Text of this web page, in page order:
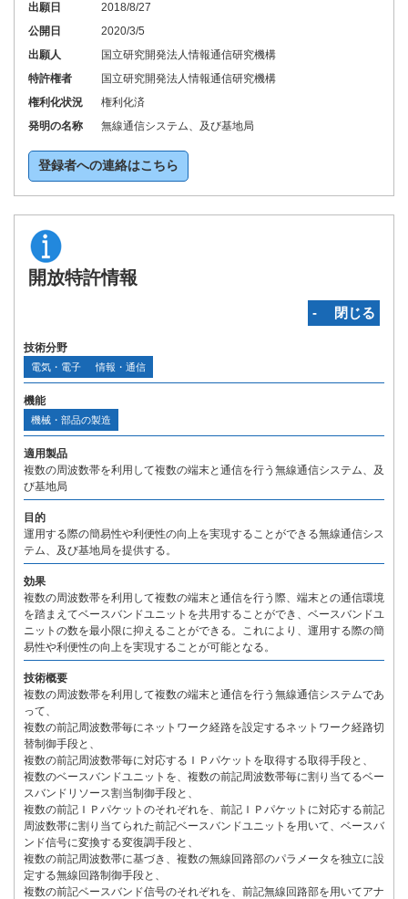
出願日
2018/8/27
公開日
2020/3/5
出願人
国立研究開発法人情報通信研究機構
特許権者
国立研究開発法人情報通信研究機構
権利化状況
権利化済
発明の名称
無線通信システム、及び基地局
登録者への連絡はこちら
開放特許情報
‐ 閉じる
技術分野
電気・電子 情報・通信
機能
機械・部品の製造
適用製品
複数の周波数帯を利用して複数の端末と通信を行う無線通信システム、及
び基地局
目的
運用する際の簡易性や利便性の向上を実現することができる無線通信シス
テム、及び基地局を提供する。
効果
複数の周波数帯を利用して複数の端末と通信を行う際、端末との通信環境
を踏まえてベースバンドユニットを共用することができ、ベースバンドユ
ニットの数を最小限に抑えることができる。これにより、運用する際の簡
易性や利便性の向上を実現することが可能となる。
技術概要
複数の周波数帯を利用して複数の端末と通信を行う無線通信システムであ
って、
複数の前記周波数帯毎にネットワーク経路を設定するネットワーク経路切
替制御手段と、
複数の前記周波数帯毎に対応するＩＰパケットを取得する取得手段と、
複数のベースバンドユニットを、複数の前記周波数帯毎に割り当てるベー
スバンドリソース割当制御手段と、
複数の前記ＩＰパケットのそれぞれを、前記ＩＰパケットに対応する前記
周波数帯に割り当てられた前記ベースバンドユニットを用いて、ベースバ
ンド信号に変換する変復調手段と、
複数の前記周波数帯に基づき、複数の無線回路部のパラメータを独立に設
定する無線回路制御手段と、
複数の前記ベースバンド信号のそれぞれを、前記無線回路部を用いてアナ